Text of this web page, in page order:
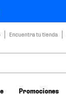
Encuentra tu tienda
Promociones